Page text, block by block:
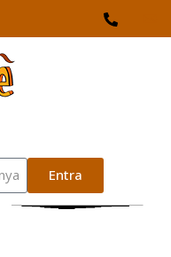
Entra